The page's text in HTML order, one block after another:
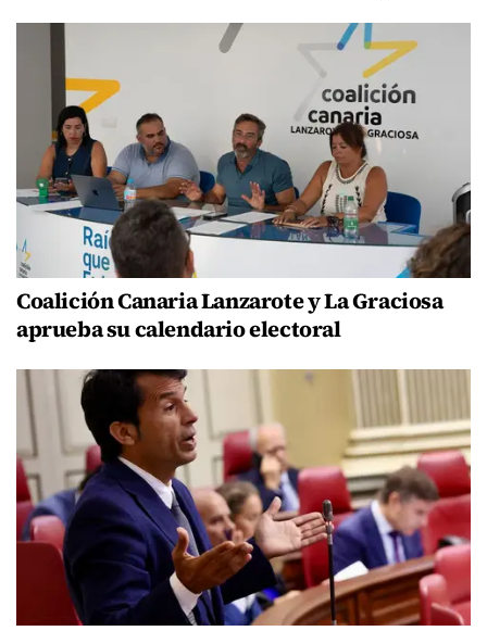
Coalición Canaria Lanzarote y La Graciosa
aprueba su calendario electoral